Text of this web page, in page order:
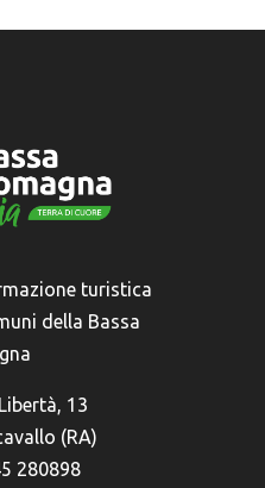
turistica
della Bassa
13
(RA)
280898